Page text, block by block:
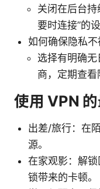
关闭在后台持
要时连接”的
如何确保隐私不
选择有明确
商，定期查看
使用 VPN
出差/旅行：在
源。
在家观影：解
锁带来的卡顿。